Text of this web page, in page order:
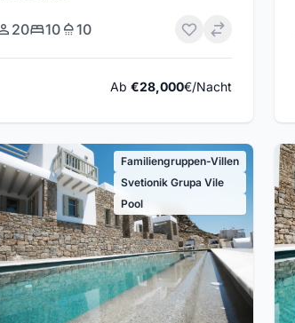
20 10 10
Ab€28,000€/Nacht
Familiengruppen-Villen
Svetionik Grupa Vile
Pool